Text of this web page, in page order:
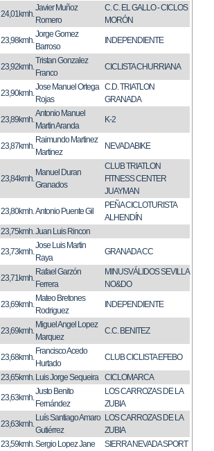
24,01kmh.
Javier Muñoz
Romero
C. C. EL GALLO - CICLOS
MORÓN
23,98kmh.
Jorge Gomez
Barroso
INDEPENDIENTE
23,92kmh.
Tristan Gonzalez
Franco
CICLISTA CHURRIANA
23,90kmh.
Jose Manuel Ortega
Rojas
C.D. TRIATLON
GRANADA
23,89kmh.
Antonio Manuel
Martin Aranda
K-2
23,87kmh.
Raimundo Martinez
Martinez
NEVADABIKE
23,84kmh.
Manuel Duran
Granados
CLUB TRIATLON
FITNESS CENTER
JUAYMAN
23,80kmh.Antonio Puente Gil
PEÑA CICLOTURISTA
ALHENDÍN
23,75kmh.Juan Luis Rincon
23,73kmh.
Jose Luis Martin
Raya
GRANADA CC
23,71kmh.
Rafael Garzón
Ferrera
MINUSVÁLIDOS SEVILLA
NO&DO
23,69kmh.
Mateo Bretones
Rodriguez
INDEPENDIENTE
23,69kmh.
Miguel Angel Lopez
Marquez
C.C. BENITEZ
23,68kmh.
Francisco Acedo
Hurtado
CLUB CICLISTA EFEBO
23,65kmh. Luis Jorge Sequeira CICLOMARCA
23,63kmh.
Justo Benito
Fernández
LOS CARROZAS DE LA
ZUBIA
23,63kmh.
Luís Santiago Amaro
Gutiérrez
LOS CARROZAS DE LA
ZUBIA
23,59kmh.Sergio Lopez Jane SIERRA NEVADA SPORT